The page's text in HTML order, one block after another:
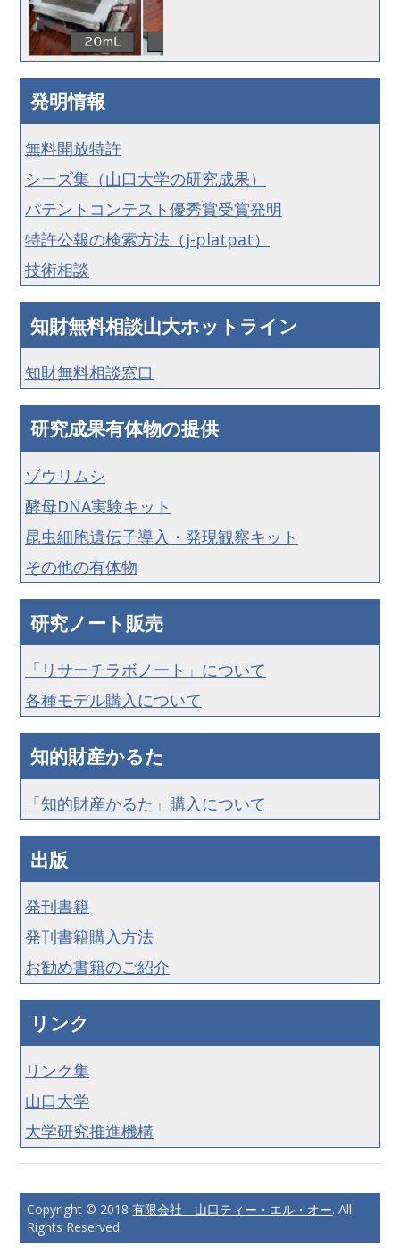
発明情報
無料開放特許
シーズ集（山口大学の研究成果）
パテントコンテスト優秀賞受賞発明
特許公報の検索方法（j-platpat）
技術相談
知財無料相談山大ホットライン
知財無料相談窓口
研究成果有体物の提供
ゾウリムシ
酵母DNA実験キット
昆虫細胞遺伝子導入・発現観察キット
その他の有体物
研究ノート販売
「リサーチラボノート」について
各種モデル購入について
知的財産かるた
「知的財産かるた」購入について
出版
発刊書籍
発刊書籍購入方法
お勧め書籍のご紹介
リンク
リンク集
山口大学
大学研究推進機構
Copyright © 2018有限会社 山口ティー・エル・オー. All
Rights Reserved.